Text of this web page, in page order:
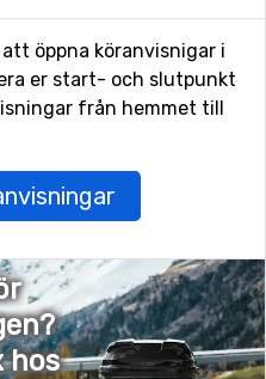
öppna köranvisnigar i
er start- och slutpunkt
från hemmet till
hos